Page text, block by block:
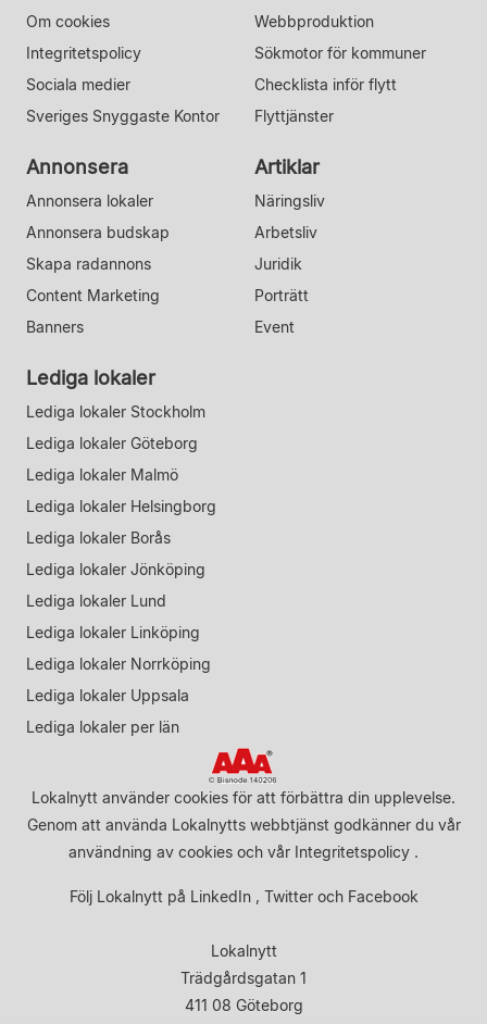
Om cookies
Integritetspolicy
Sociala medier
Sveriges Snyggaste Kontor
Webbproduktion
Sökmotor för kommuner
Checklista inför flytt
Flyttjänster
Annonsera
Annonsera lokaler
Annonsera budskap
Skapa radannons
Content Marketing
Banners
Artiklar
Näringsliv
Arbetsliv
Juridik
Porträtt
Event
Lediga lokaler
Lediga lokaler Stockholm
Lediga lokaler Göteborg
Lediga lokaler Malmö
Lediga lokaler Helsingborg
Lediga lokaler Borås
Lediga lokaler Jönköping
Lediga lokaler Lund
Lediga lokaler Linköping
Lediga lokaler Norrköping
Lediga lokaler Uppsala
Lediga lokaler per län
Lokalnytt använder cookies för att förbättra din upplevelse.
Genom att använda Lokalnytts webbtjänst godkänner du vår
användning av cookies och vår Integritetspolicy .
Följ Lokalnytt på LinkedIn, Twitteroch Facebook
Lokalnytt
Trädgårdsgatan 1
411 08 Göteborg